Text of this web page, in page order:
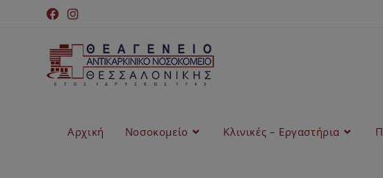
Αρχική Νοσοκομείο Κλινικές – Εργαστήρια